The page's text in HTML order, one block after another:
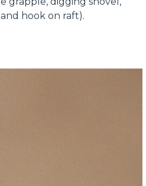
hook on raft).